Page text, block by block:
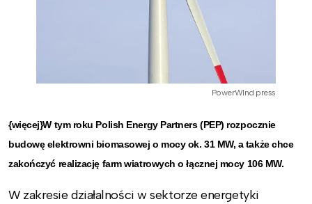
PowerWInd press
{więcej}W tym roku Polish Energy Partners (PEP) rozpocznie
budowę elektrowni biomasowej o mocy ok. 31 MW, a także chce
zakończyć realizację farm wiatrowych o łącznej mocy 106 MW.
W zakresie działalności w sektorze energetyki